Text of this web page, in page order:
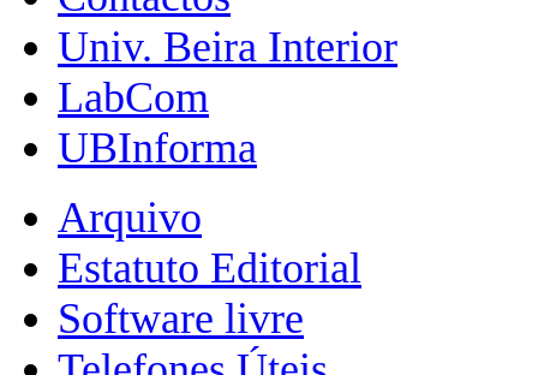
Univ. Beira Interior
LabCom
UBInforma
Arquivo
Estatuto Editorial
Software livre